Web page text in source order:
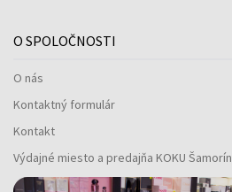
O SPOLOČNOSTI
O nás
Kontaktný formulár
Kontakt
Výdajné miesto a predajňa KOKU Šamorín